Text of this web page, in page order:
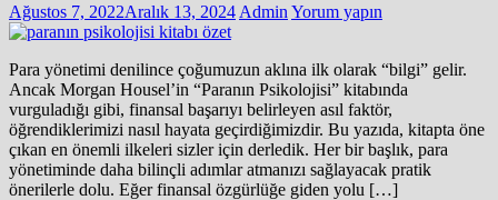
Ağustos 7, 2022Aralık 13, 2024 Admin Yorum yapın
Para yönetimi denilince çoğumuzun aklına ilk olarak “bilgi” gelir.
Ancak Morgan Housel’in “Paranın Psikolojisi” kitabında
vurguladığı gibi, finansal başarıyı belirleyen asıl faktör,
öğrendiklerimizi nasıl hayata geçirdiğimizdir. Bu yazıda, kitapta öne
çıkan en önemli ilkeleri sizler için derledik. Her bir başlık, para
yönetiminde daha bilinçli adımlar atmanızı sağlayacak pratik
önerilerle dolu. Eğer finansal özgürlüğe giden yolu […]